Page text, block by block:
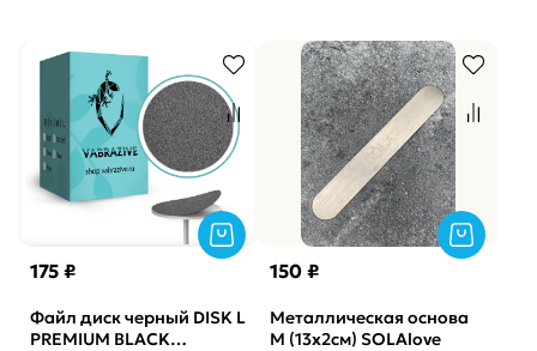
175 ₽
Файл диск черный DISK L
PREMIUM BLACK
150 ₽
Металлическая основа
М (13х2см) SOLAlove